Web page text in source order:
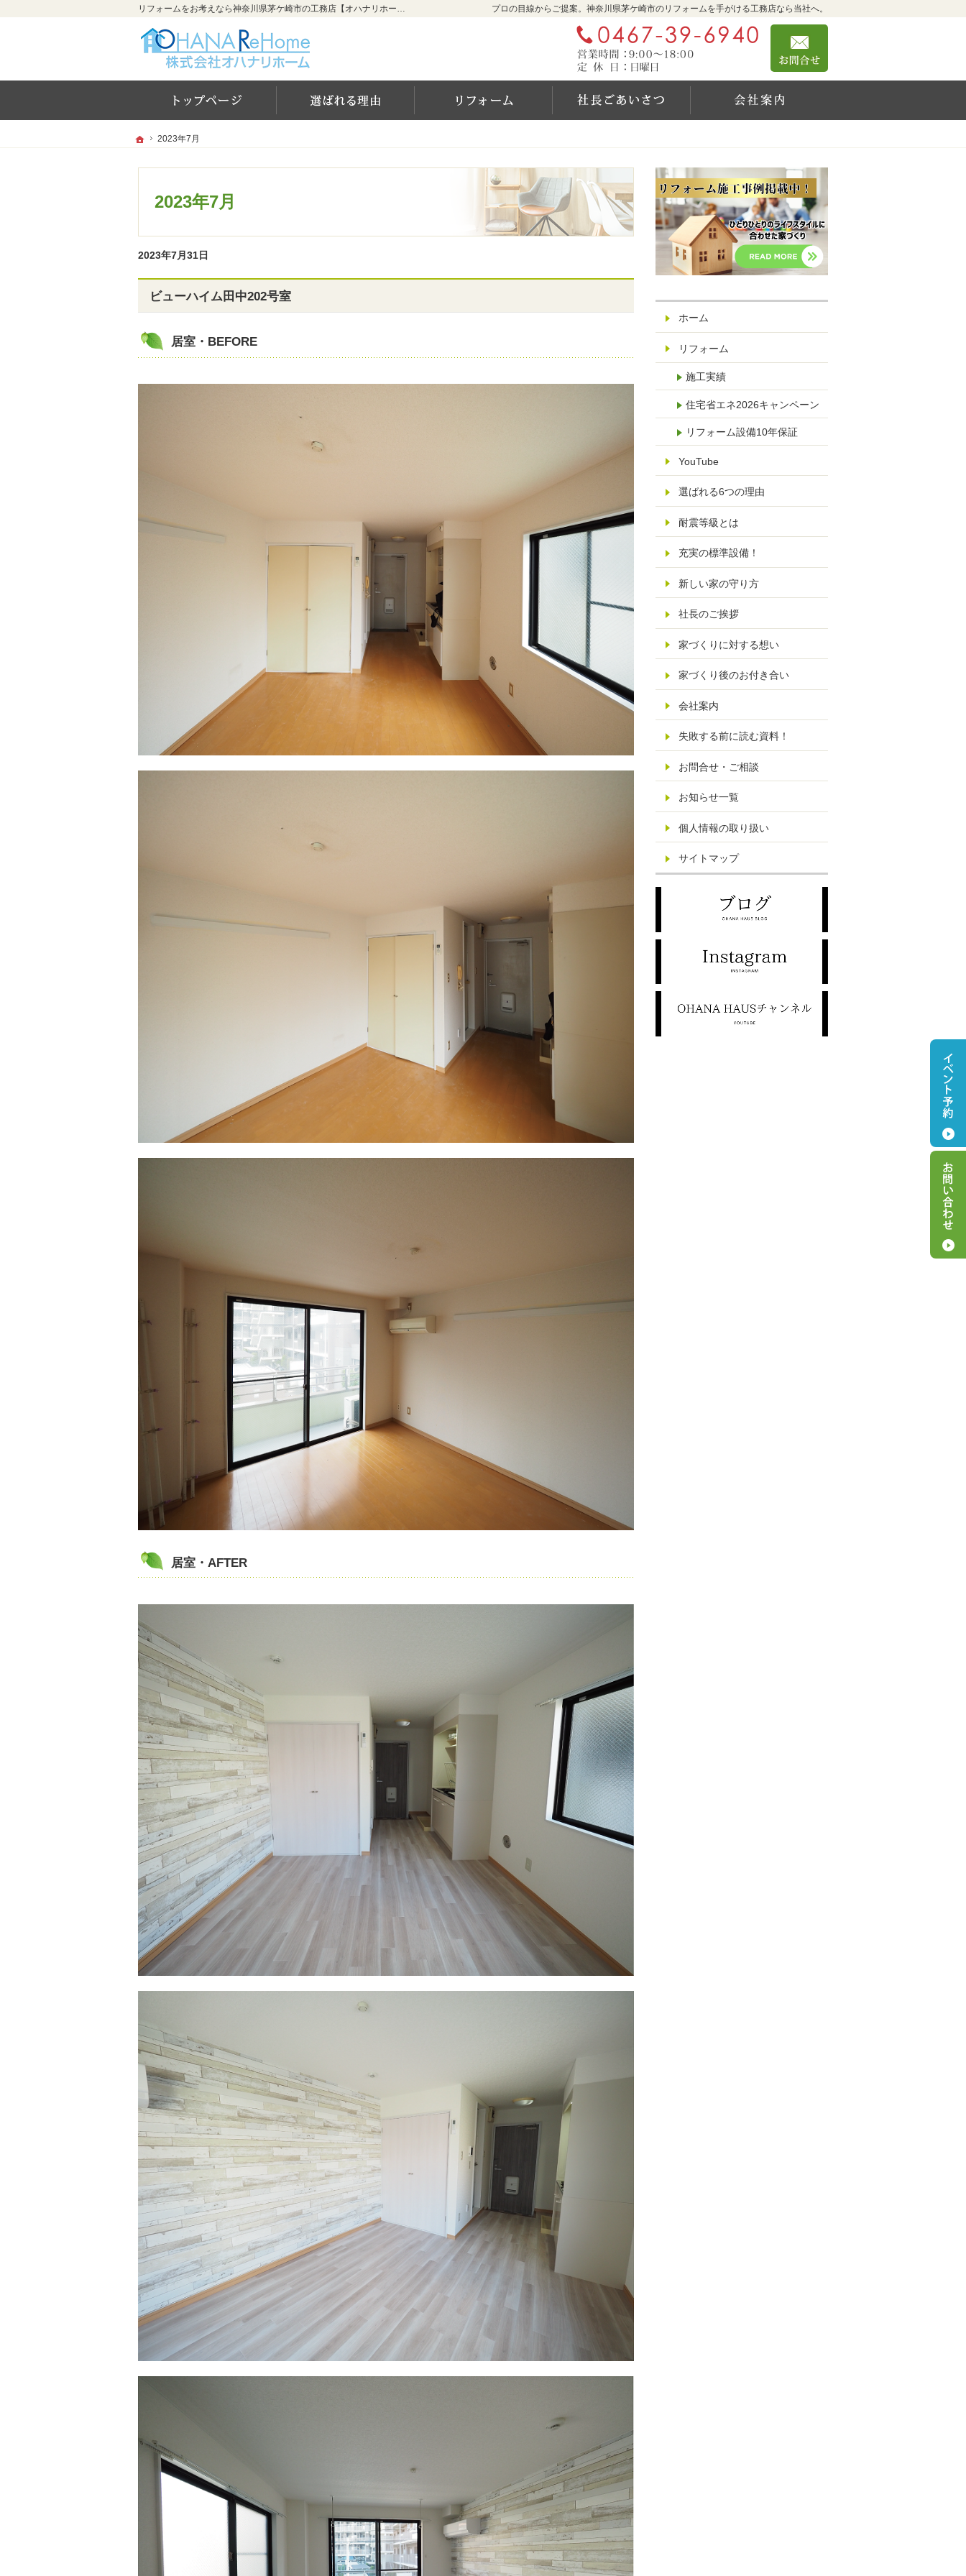
ホーム
2023年7月
2023年7月
プロの目線からご提案。神奈川県茅ケ崎市のリフォームを手がける工務店なら当社へ。
リフォームをお考えなら神奈川県茅ケ崎市の工務店【オハナリホーム】へ！
2023年7月31日
ビューハイム田中202号室
居室・BEFORE
居室・AFTER
ホーム
リフォーム
施工実績
住宅省エネ2026キャンペーン
リフォーム設備10年保証
YouTube
選ばれる6つの理由
耐震等級とは
充実の標準設備！
新しい家の守り方
社長のご挨拶
家づくりに対する想い
家づくり後のお付き合い
会社案内
失敗する前に読む資料！
お問合せ・ご相談
お知らせ一覧
個人情報の取り扱い
サイトマップ
0467-39-6940
営業時間9:00～18:00 定休日：日曜日
ホーム
2023年7月